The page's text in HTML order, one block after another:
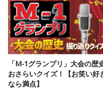
「M-1グランプリ」大会の歴
おさらいクイズ！【お笑い好
なら満点】